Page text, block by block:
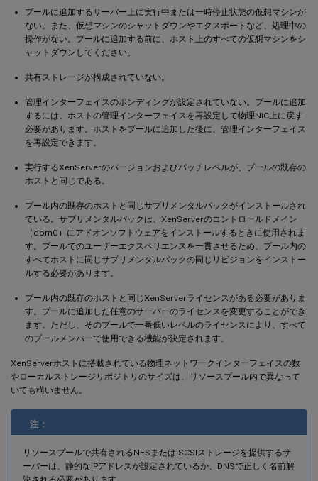
プールに追加するサーバー上に実行中または一時停止状態の仮想マシンが
ない。また、仮想マシンのシャットダウンやエクスポートなど、処理中の
操作がない。プールに追加する前に、ホスト上のすべての仮想マシンをシ
ャットダウンしてください。
共有ストレージが構成されていない。
管理インターフェイスのボンディングが設定されていない。プールに追加
するには、ホストの管理インターフェイスを再設定して物理NIC上に戻す
必要があります。ホストをプールに追加した後に、管理インターフェイス
を再設定できます。
実行するXenServerのバージョンおよびパッチレベルが、プールの既存の
ホストと同じである。
プール内の既存のホストと同じサプリメンタルパックがインストールされ
ている。サプリメンタルパックは、XenServerのコントロールドメイン
（dom0）にアドオンソフトウェアをインストールするときに使用されま
す。プールでのユーザーエクスペリエンスを一貫させるため、プール内の
すべてホストに同じサプリメンタルパックの同じリビジョンをインストー
ルする必要があります。
プール内の既存のホストと同じXenServerライセンスがある必要がありま
す。プールに追加した任意のサーバーのライセンスを変更することができ
ます。ただし、そのプールで一番低いレベルのライセンスにより、すべて
のプールメンバーで使用できる機能が決定されます。
XenServerホストに搭載されている物理ネットワークインターフェイスの数
やローカルストレージリポジトリのサイズは、リソースプール内で異なって
いても構いません。
注：
リソースプールで共有されるNFSまたはiSCSIストレージを提供するサ
ーバーは、静的なIPアドレスが設定されているか、DNSで正しく名前解